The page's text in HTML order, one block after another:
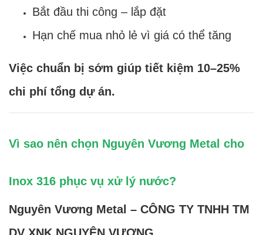
Bắt đầu thi công – lắp đặt
Hạn chế mua nhỏ lẻ vì giá có thể tăng
Việc chuẩn bị sớm giúp tiết kiệm 10–25%
chi phí tổng dự án.
Vì sao nên chọn Nguyên Vương Metal cho
Inox 316 phục vụ xử lý nước?
Nguyên Vương Metal – CÔNG TY TNHH TM